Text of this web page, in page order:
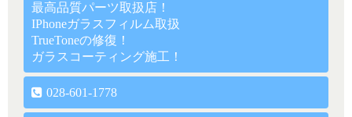
最高品質パーツ取扱店！
IPhoneガラスフィルム取扱
TrueToneの修復！
ガラスコーティング施工！
028-601-1778